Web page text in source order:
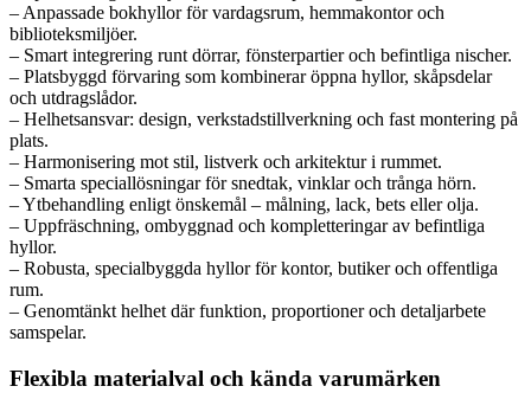
– Anpassade bokhyllor för vardagsrum, hemmakontor och
biblioteksmiljöer.
– Smart integrering runt dörrar, fönsterpartier och befintliga nischer.
– Platsbyggd förvaring som kombinerar öppna hyllor, skåpsdelar
och utdragslådor.
– Helhetsansvar: design, verkstadstillverkning och fast montering på
plats.
– Harmonisering mot stil, listverk och arkitektur i rummet.
– Smarta speciallösningar för snedtak, vinklar och trånga hörn.
– Ytbehandling enligt önskemål – målning, lack, bets eller olja.
– Uppfräschning, ombyggnad och kompletteringar av befintliga
hyllor.
– Robusta, specialbyggda hyllor för kontor, butiker och offentliga
rum.
– Genomtänkt helhet där funktion, proportioner och detaljarbete
samspelar.
Flexibla materialval och kända varumärken